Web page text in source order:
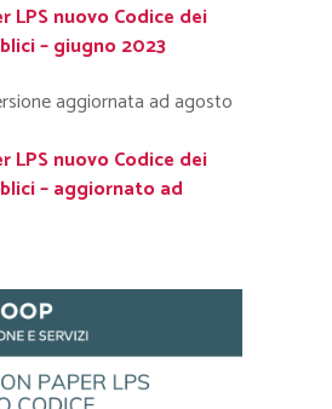
LPS nuovo Codice dei
– giugno 2023
aggiornata ad agosto
LPS nuovo Codice dei
– aggiornato ad